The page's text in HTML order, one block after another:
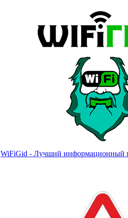
WiFiGid - Лучший информационный